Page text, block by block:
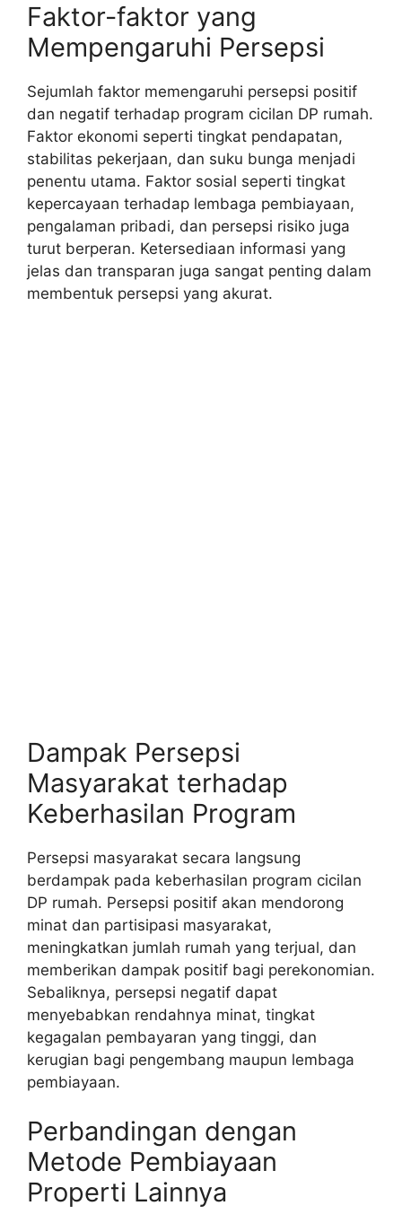
Faktor-faktor yang
Mempengaruhi Persepsi
Sejumlah faktor memengaruhi persepsi positif
dan negatif terhadap program cicilan DP rumah.
Faktor ekonomi seperti tingkat pendapatan,
stabilitas pekerjaan, dan suku bunga menjadi
penentu utama. Faktor sosial seperti tingkat
kepercayaan terhadap lembaga pembiayaan,
pengalaman pribadi, dan persepsi risiko juga
turut berperan. Ketersediaan informasi yang
jelas dan transparan juga sangat penting dalam
membentuk persepsi yang akurat.
Dampak Persepsi
Masyarakat terhadap
Keberhasilan Program
Persepsi masyarakat secara langsung
berdampak pada keberhasilan program cicilan
DP rumah. Persepsi positif akan mendorong
minat dan partisipasi masyarakat,
meningkatkan jumlah rumah yang terjual, dan
memberikan dampak positif bagi perekonomian.
Sebaliknya, persepsi negatif dapat
menyebabkan rendahnya minat, tingkat
kegagalan pembayaran yang tinggi, dan
kerugian bagi pengembang maupun lembaga
pembiayaan.
Perbandingan dengan
Metode Pembiayaan
Properti Lainnya